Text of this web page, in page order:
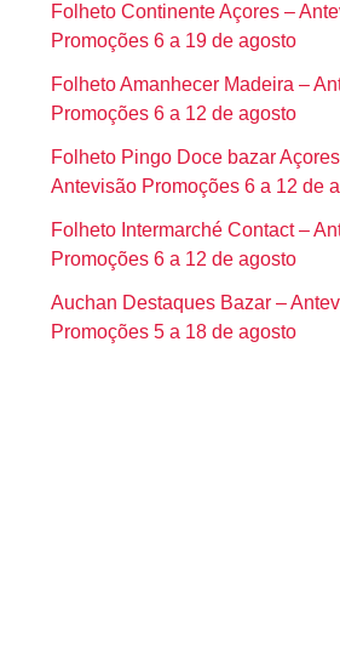
Folheto Continente Açores –
Promoções 6 a 19 de agosto
Folheto Amanhecer Madeira –
Promoções 6 a 12 de agosto
Folheto Pingo Doce bazar
Antevisão Promoções 6 a 12 de
Folheto Intermarché Contact –
Promoções 6 a 12 de agosto
Auchan Destaques Bazar –
Promoções 5 a 18 de agosto